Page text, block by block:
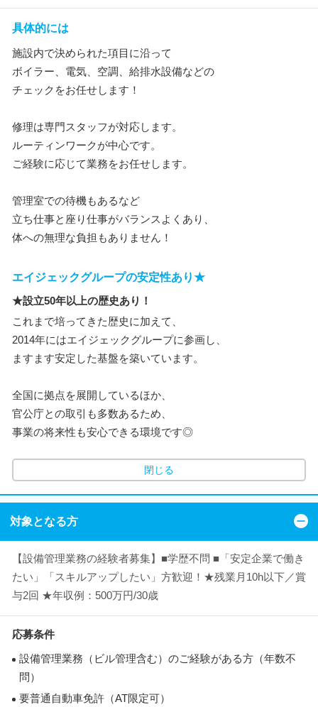
具体的には
施設内で決められた項目に沿って
ボイラー、電気、空調、給排水設備などの
チェックをお任せします！
修理は専門スタッフが対応します。
ルーティンワークが中心です。
ご経験に応じて業務をお任せします。
管理室での待機もあるなど
立ち仕事と座り仕事がバランスよくあり、
体への無理な負担もありません！
エイジェックグループの安定性あり★
★設立50年以上の歴史あり！
これまで培ってきた歴史に加えて、
2014年にはエイジェックグループに参画し、
ますます安定した基盤を築いています。
全国に拠点を展開しているほか、
官公庁との取引も多数あるため、
事業の将来性も安心できる環境です◎
閉じる
対象となる方
【設備管理業務の経験者募集】■学歴不問 ■「安定企業で働き
たい」「スキルアップしたい」方歓迎！★残業月10h以下／賞
与2回 ★年収例：500万円/30歳
応募条件
設備管理業務（ビル管理含む）のご経験がある方（年数不
問）
要普通自動車免許（AT限定可）